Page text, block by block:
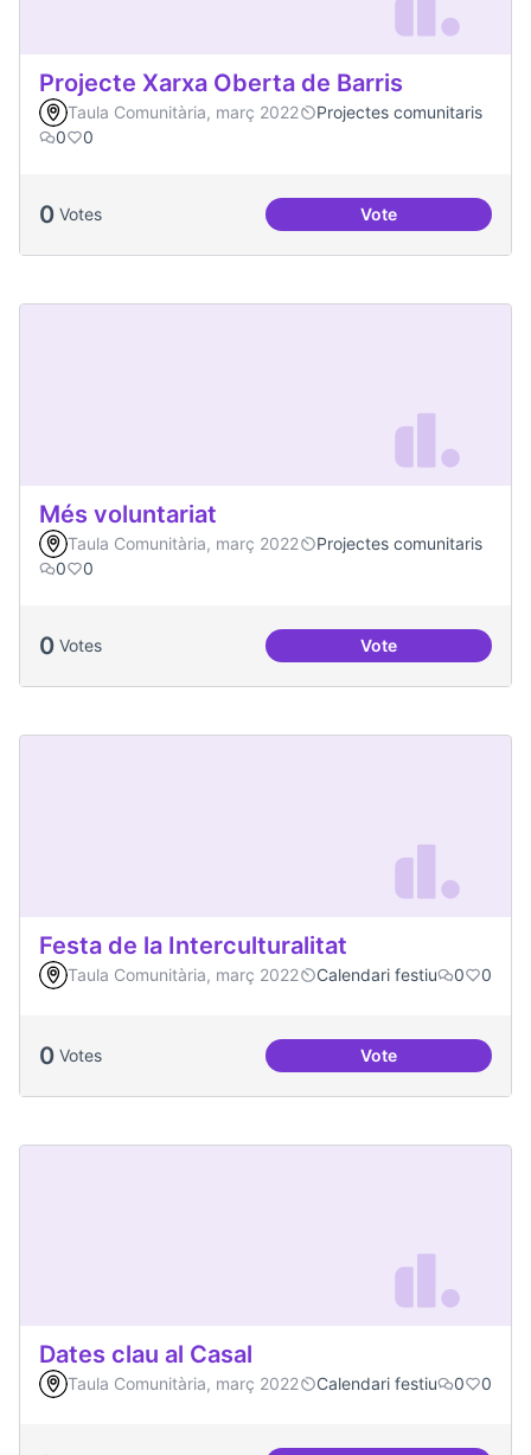
Projecte Xarxa Oberta de Barris
Taula Comunitària, març 2022
Projectes comunitaris
0
0
0 Votes VoteProjecte Xarxa
Més voluntariat
Taula Comunitària, març 2022
Projectes comunitaris
0
0
0 Votes VoteMés voluntariat
Festa de la Interculturalitat
Taula Comunitària, març 2022 Calendari festiu 0 0
0 Votes VoteFesta de la
Dates clau al Casal
Taula Comunitària, març 2022 Calendari festiu 0 0